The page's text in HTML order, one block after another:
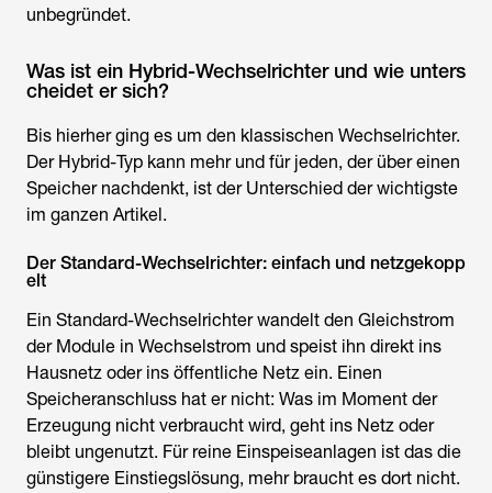
unbegründet.
Was ist ein Hybrid-Wechselrichter und wie unters
cheidet er sich?
Bis hierher ging es um den klassischen Wechselrichter.
Der Hybrid-Typ kann mehr und für jeden, der über einen
Speicher nachdenkt, ist der Unterschied der wichtigste
im ganzen Artikel.
Der Standard-Wechselrichter: einfach und netzgekopp
elt
Ein Standard-Wechselrichter wandelt den Gleichstrom
der Module in Wechselstrom und speist ihn direkt ins
Hausnetz oder ins öffentliche Netz ein. Einen
Speicheranschluss hat er nicht: Was im Moment der
Erzeugung nicht verbraucht wird, geht ins Netz oder
bleibt ungenutzt. Für reine Einspeiseanlagen ist das die
günstigere Einstiegslösung, mehr braucht es dort nicht.